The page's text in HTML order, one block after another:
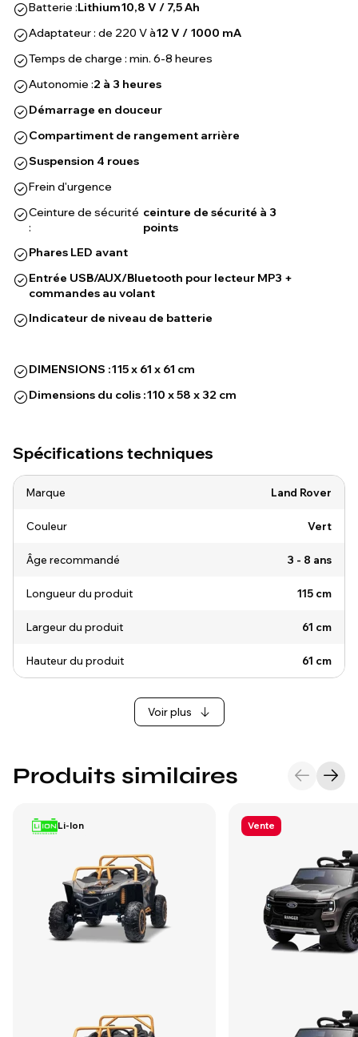
Batterie :Lithium10,8 V / 7,5 Ah
Adaptateur : de 220 V à12 V / 1000 mA
Temps de charge : min. 6-8 heures
Autonomie :2 à 3 heures
Démarrage en douceur
Compartiment de rangement arrière
Suspension 4 roues
Frein d'urgence
Ceinture de sécurité
:
ceinture de sécurité à 3
points
Phares LED avant
Entrée USB/AUX/Bluetooth pour lecteur MP3 +
commandes au volant
Indicateur de niveau de batterie
DIMENSIONS :115 x 61 x 61 cm
Dimensions du colis :110 x 58 x 32 cm
Spécifications techniques
Marque Land Rover
Couleur Vert
Âge recommandé 3 - 8 ans
Longueur du produit 115 cm
Largeur du produit 61 cm
Hauteur du produit 61 cm
Voir plus
Produits similaires
Li-Ion Vente